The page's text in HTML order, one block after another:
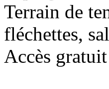
Terrain de
fléchettes,
Accès